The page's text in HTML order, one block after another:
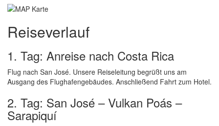
Reiseverlauf
1. Tag: Anreise nach Costa Rica
Flug nach San José. Unsere Reiseleitung begrüßt uns am
Ausgang des Flughafengebäudes. Anschließend Fahrt zum Hotel.
2. Tag: San José – Vulkan Poás –
Sarapiquí